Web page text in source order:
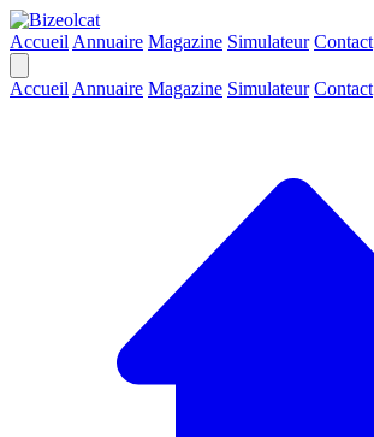
Accueil Annuaire Magazine Simulateur Contact
Accueil Annuaire Magazine Simulateur Contact